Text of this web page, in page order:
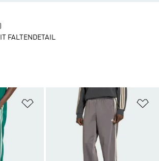
Zur Wunschliste hinzufügen
FALTENDETAIL